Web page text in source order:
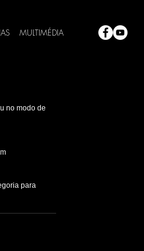
MULTIMÉDIA
no modo de
para